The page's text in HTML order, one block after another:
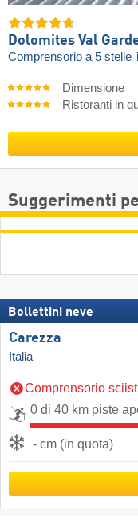
Dolomites Val
Comprensorio a 5 stelle
Dimensione
Ristoranti in
Suggerimenti
Bollettini neve
Carezza
Italia
Comprensorio
0 di 40 km piste
- cm (in quota)